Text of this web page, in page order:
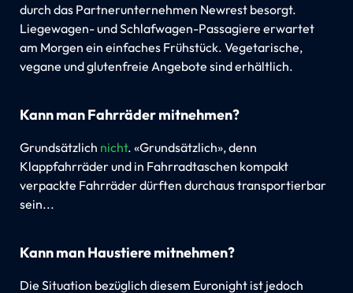
durch das Partnerunternehmen Newrest besorgt.
Liegewagen- und Schlafwagen-Passagiere erwartet
am Morgen ein einfaches Frühstück. Vegetarische,
vegane und glutenfreie Angebote sind erhältlich.
Kann man Fahrräder mitnehmen?
Grundsätzlich nicht. «Grundsätzlich», denn
Klappfahrräder und in Fahrradtaschen kompakt
verpackte Fahrräder dürften durchaus transportierbar
sein...
Kann man Haustiere mitnehmen?
Die Situation bezüglich diesem Euronight ist jedoch